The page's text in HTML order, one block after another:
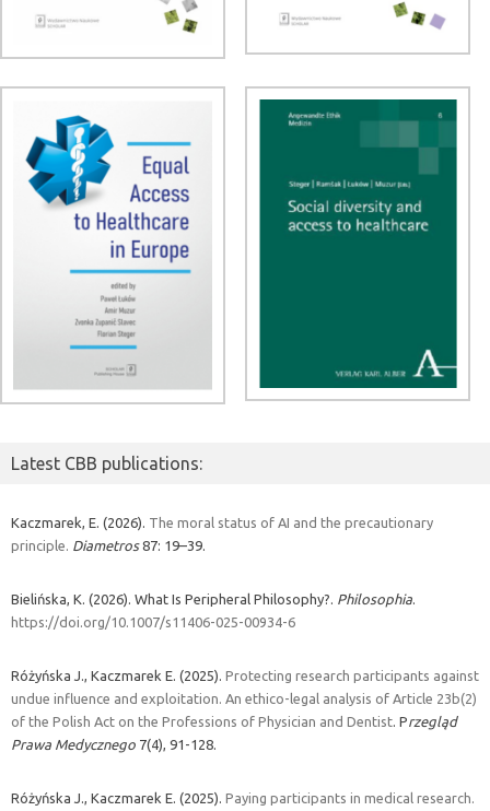
Latest CBB publications:
Kaczmarek, E. (2026). The moral status of AI and the precautionary
principle. Diametros87: 19–39.
Bielińska, K. (2026). What Is Peripheral Philosophy?. Philosophia
https://doi.org/10.1007/s11406-025-00934-6
Różyńska J., Kaczmarek E. (2025). Protecting research participants against
undue influence and exploitation. An ethico-legal analysis of Article 23b(2)
of the Polish Act on the Professions of Physician and Dentist . Przegląd
Prawa Medycznego 7(4), 91-128.
Różyńska J., Kaczmarek E. (2025). Paying participants in medical research.